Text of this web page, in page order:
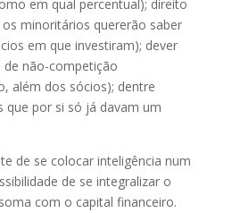
em qual percentual); direito
minoritários quererão saber
em que investiram); dever
de não-competição
além dos sócios); dentre
que por si só já davam um
de se colocar inteligência num
de se integralizar o
com o capital financeiro.